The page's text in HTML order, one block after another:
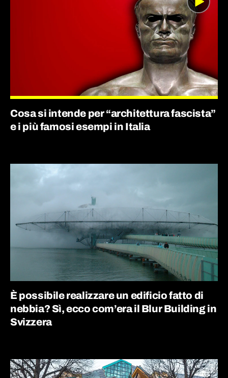
Cosa si intende per “architettura fascista”
e i più famosi esempi in Italia
È possibile realizzare un edificio fatto di
nebbia? Sì, ecco com’era il Blur Building in
Svizzera